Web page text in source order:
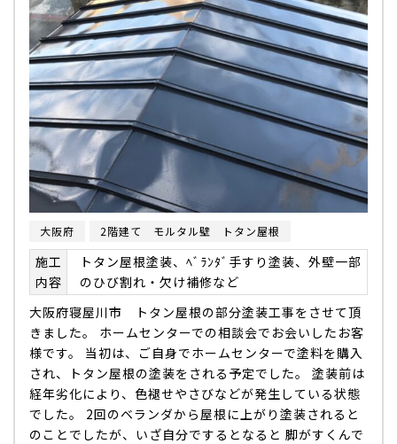
大阪府 2階建て モルタル壁 トタン屋根
施工
内容
トタン屋根塗装、ﾍﾞﾗﾝﾀﾞ手すり塗装、外壁一部
のひび割れ・欠け補修など
大阪府寝屋川市 トタン屋根の部分塗装工事をさせて頂
きました。 ホームセンターでの相談会でお会いしたお客
様です。 当初は、ご自身でホームセンターで塗料を購入
され、トタン屋根の塗装をされる予定でした。 塗装前は
経年劣化により、色褪せやさびなどが発生している状態
でした。 2回のベランダから屋根に上がり塗装されると
のことでしたが、いざ自分でするとなると 脚がすくんで